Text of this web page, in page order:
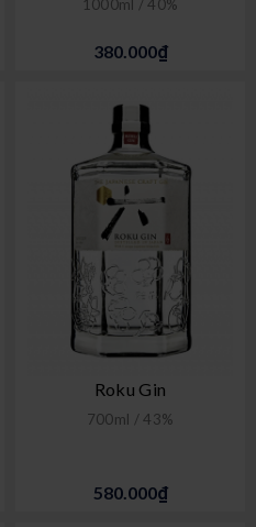
1000ml / 40%
380.000₫
Roku Gin
700ml / 43%
580.000₫